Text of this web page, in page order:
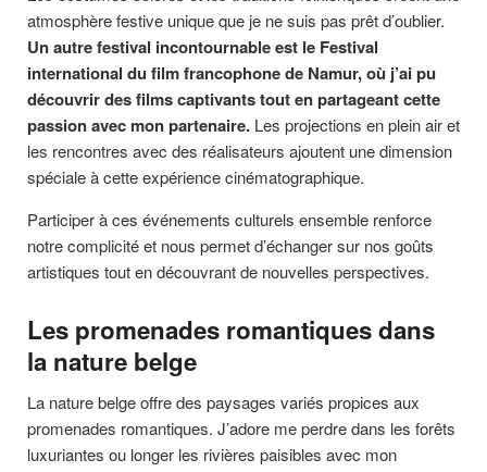
atmosphère festive unique que je ne suis pas prêt d’oublier.
Un autre festival incontournable est le Festival
international du film francophone de Namur, où j’ai pu
découvrir des films captivants tout en partageant cette
passion avec mon partenaire. Les projections en plein air et
les rencontres avec des réalisateurs ajoutent une dimension
spéciale à cette expérience cinématographique.
Participer à ces événements culturels ensemble renforce
notre complicité et nous permet d’échanger sur nos goûts
artistiques tout en découvrant de nouvelles perspectives.
Les promenades romantiques dans
la nature belge
La nature belge offre des paysages variés propices aux
promenades romantiques. J’adore me perdre dans les forêts
luxuriantes ou longer les rivières paisibles avec mon